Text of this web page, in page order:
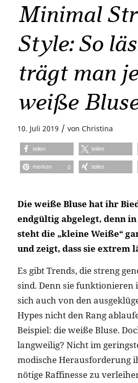
Minimal
Style: So
trägt man
weiße
10. Juli 2019 / von Christina
teilen teilen
merken 0 teilen
Die weiße Bluse hat ihr
endgültig abgelegt, denn
steht die „kleine Weiße“
und zeigt, dass sie extrem
Es gibt Trends, die streng
sind. Denn sie funktionieren
sich auch von den
Hypes nicht den Rang
Beispiel: die weiße Bluse.
langweilig? Nicht im
modische Herausforderung
nötige Raffinesse zu